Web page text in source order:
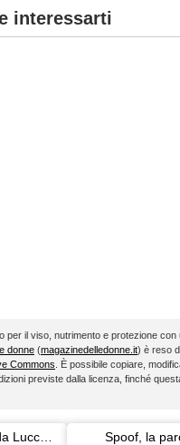
interessarti
per il viso, nutrimento e protezione con
donne (magazinedelledonne.it) è reso
Commons . È possibile copiare,
previste dalla licenza, finché
Lucca
Spoof, la